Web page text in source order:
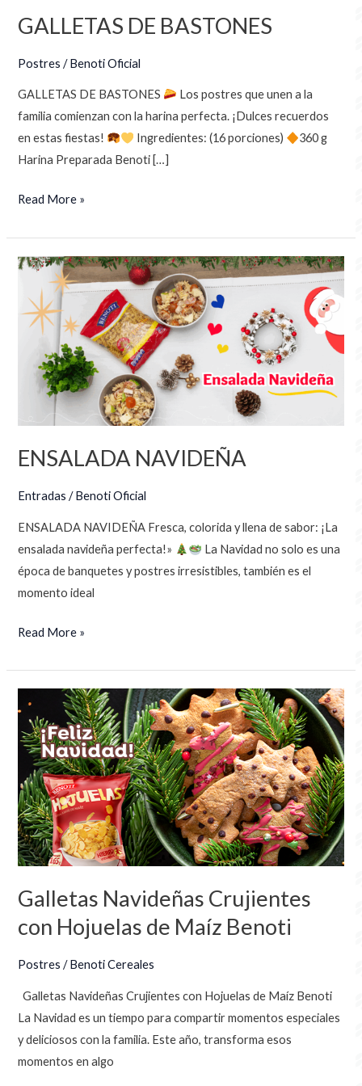
GALLETAS DE BASTONES
Postres /Benoti Oficial
GALLETAS DE BASTONES
Los postres que unen a la
familia comienzan con la harina perfecta. ¡Dulces recuerdos
en estas fiestas!
Ingredientes: (16 porciones)
360 g
Harina Preparada Benoti […]
Read More »
ENSALADA NAVIDEÑA
Entradas / Benoti Oficial
ENSALADA NAVIDEÑA Fresca, colorida y llena de sabor: ¡La
ensalada navideña perfecta!»
La Navidad no solo es una
época de banquetes y postres irresistibles, también es el
momento ideal
ENSALADA
NAVIDEÑA
Read More »
Galletas Navideñas Crujientes
con Hojuelas de Maíz Benoti
Postres /Benoti Cereales
Galletas Navideñas Crujientes con Hojuelas de Maíz Benoti
La Navidad es un tiempo para compartir momentos especiales
y deliciosos con la familia. Este año, transforma esos
momentos en algo
Navideñas
Crujientes
con
Hojuelas
de
Maíz
Benoti